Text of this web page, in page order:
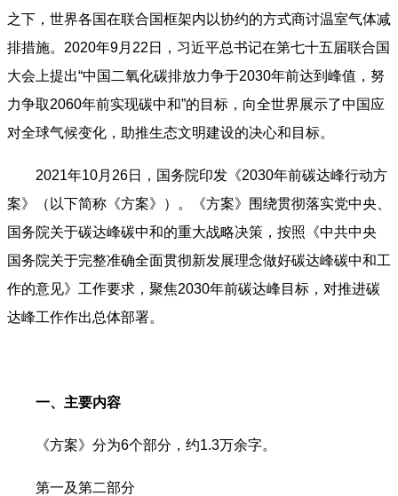
之下，世界各国在联合国框架内以协约的方式商讨温室气体减
排措施。2020年9月22日，习近平总书记在第七十五届联合国
大会上提出“中国二氧化碳排放力争于2030年前达到峰值，努
力争取2060年前实现碳中和”的目标，向全世界展示了中国应
对全球气候变化，助推生态文明建设的决心和目标。
2021年10月26日，国务院印发《2030年前碳达峰行动方
案》（以下简称《方案》）。《方案》围绕贯彻落实党中央、
国务院关于碳达峰碳中和的重大战略决策，按照《中共中央
国务院关于完整准确全面贯彻新发展理念做好碳达峰碳中和工
作的意见》工作要求，聚焦2030年前碳达峰目标，对推进碳
达峰工作作出总体部署。
一、 主要内容
《方案》分为6个部分，约1.3万余字。
第一及第二部分